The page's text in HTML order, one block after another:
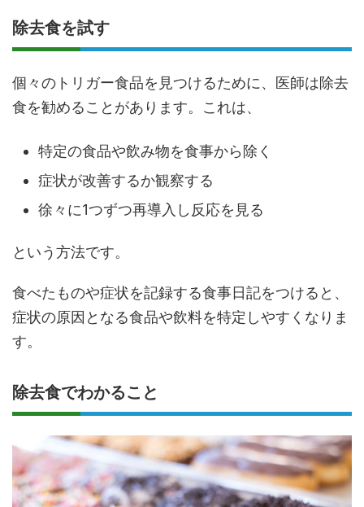
除去食を試す
個々のトリガー食品を見つけるために、医師は除去
食を勧めることがあります。これは、
特定の食品や飲み物を食事から除く
症状が改善するか観察する
徐々に1つずつ再導入し反応を見る
という方法です。
食べたものや症状を記録する食事日記をつけると、
症状の原因となる食品や飲料を特定しやすくなりま
す。
除去食でわかること